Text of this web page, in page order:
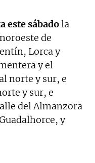
este sábadola
de
Lorca y
y el
norte y sur, e
y sur, e
del Almanzora
y